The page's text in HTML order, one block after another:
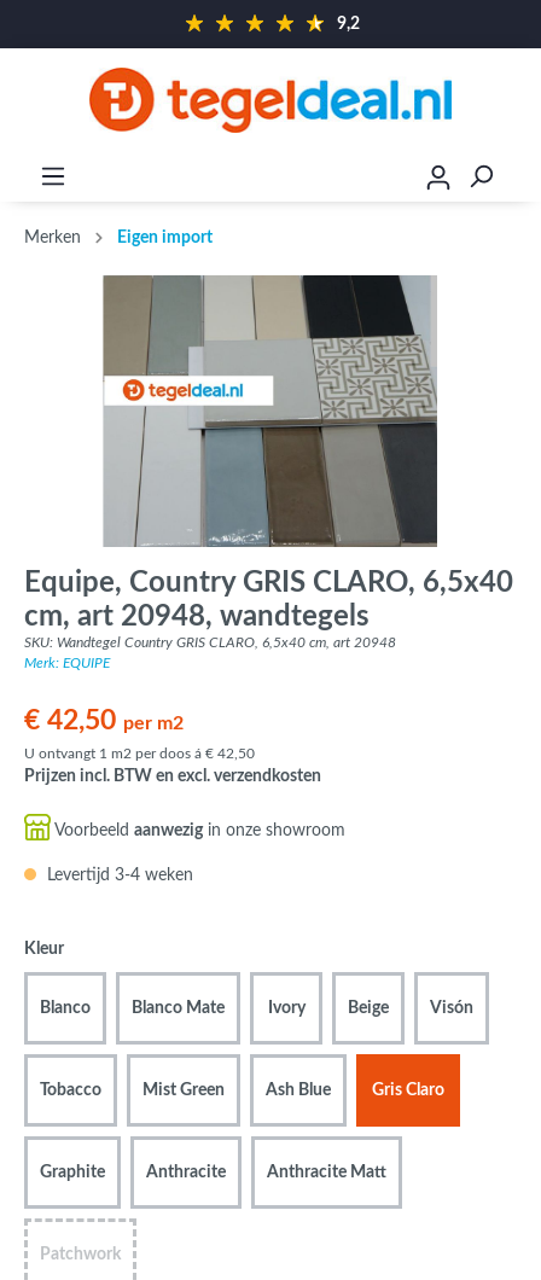
9,2
Merken Eigen import
Equipe, Country GRIS CLARO, 6,5x40
cm, art 20948, wandtegels
SKU: Wandtegel Country GRIS CLARO, 6,5x40 cm, art 20948
Merk: EQUIPE
€ 42,50 per m2
U ontvangt 1 m2 per doos á € 42,50
Prijzen incl. BTW en excl. verzendkosten
Voorbeeld aanwezigin onze showroom
Levertijd 3-4 weken
Kleur
Blanco Blanco Mate Ivory Beige Visón
Tobacco Mist Green Ash Blue Gris Claro
Graphite Anthracite Anthracite Matt
Patchwork